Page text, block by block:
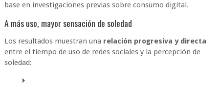
base en investigaciones previas sobre consumo digital.
A más uso, mayor sensación de soledad
Los resultados muestran una relación progresiva y directa
entre el tiempo de uso de redes sociales y la percepción de
soledad: